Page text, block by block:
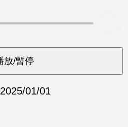
2025/01/01